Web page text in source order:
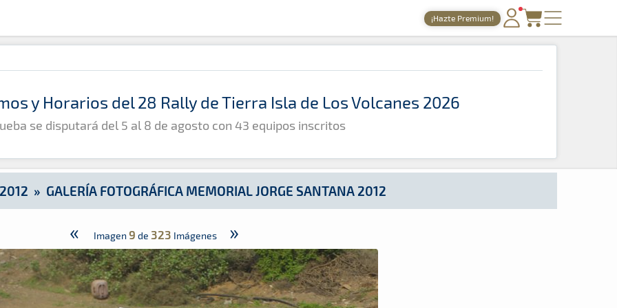
¡Hazte Premium!
PORTADA
TIEMPOS ONLINE
GALERÍAS
ARCHIVO
Santana 2012
y Horarios del 28 Rally de Tierra Isla de Los Volcanes 2026
se disputará del 5 al 8 de agosto con 43 equipos inscritos
2012 » GALERÍA FOTOGRÁFICA MEMORIAL JORGE SANTANA 2012
« Imagen 9 de 323 Imágenes »